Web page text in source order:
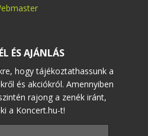
ÉS AJÁNLÁS
hogy tájékoztathassunk a
és akciókról. Amennyiben
rajong a zenék iránt,
a Koncert.hu-t!